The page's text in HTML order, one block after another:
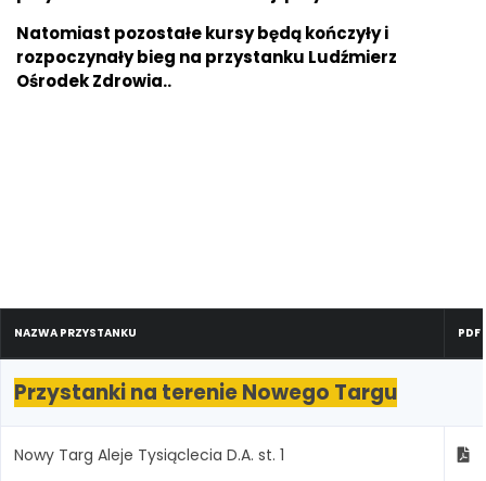
Natomiast pozostałe kursy będą kończyły i
rozpoczynały bieg na przystanku Ludźmierz
Ośrodek Zdrowia..
NAZWA PRZYSTANKU PDF
Przystanki na terenie Nowego Targu
Nowy Targ Aleje Tysiąclecia D.A. st. 1